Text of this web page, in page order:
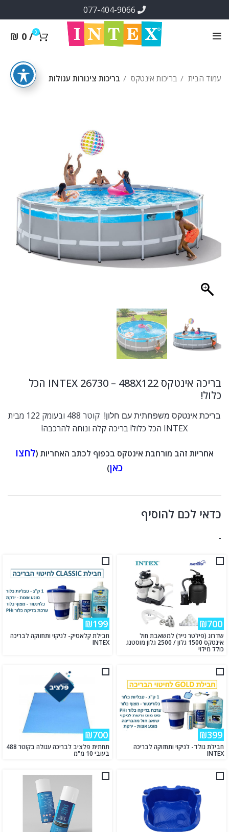
0
/
₪ 0
עמוד הבית בריכות אינטקס בריכות צינורות עגולות
בריכה אינטקס INTEX 26730 – 488X122 הכל
כלול!
בריכת אינטקס משפחתית עם חלון!
קוטר 488 ובעומק 122 מבית
INTEX הכל כלול! בריכה קלה ונוחה להרכבה!
אחריות זהב מורחבת אינטקס בכפוף לכתב האחריות (לחצו
כאן)
כדאי לכם להוסיף
-
₪700
שדרוג (פילטר נייר) למשאבת חול
אינטקס 1500 גלון / 2500 גלון מוסטנג
כולל מילוי
₪199
חבילת קלאסיק- לניקוי ותחזוקה לבריכה
INTEX
₪399
חבילת גולד- לניקוי ותחזוקה לבריכה
INTEX
₪700
תחתית פלציב לבריכה עגולה בקוטר 488
בעובי 10 מ"מ